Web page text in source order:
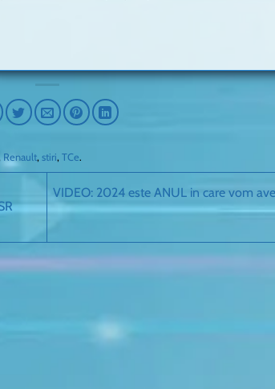
Renault, stiri, TCe.
VIDEO: 2024 este ANUL in care vom